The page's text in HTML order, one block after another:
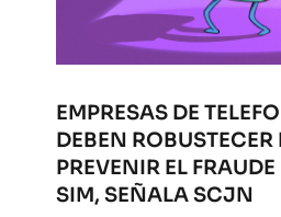
EMPRESAS DE
DEBEN
PREVENIR EL
SIM, SEÑALA SCJN